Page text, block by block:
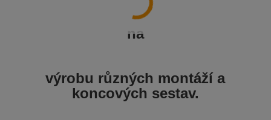
na
výrobu různých montáží a
koncových sestav.